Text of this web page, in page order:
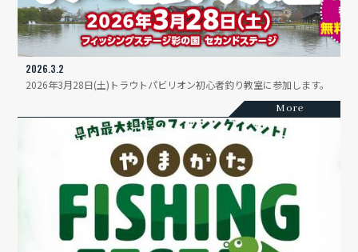
2026.3.2
2026年3月28日(土)トラウトパビリオン初心者釣り教室に参加します。
More